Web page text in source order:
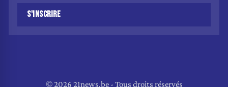
S'INSCRIRE
© 2026 21news.be - Tous droits réservés